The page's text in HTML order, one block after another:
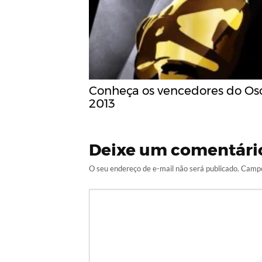
Conheça os vencedores do
2013
Deixe um
O seu endereço de e-mail não será publicado.